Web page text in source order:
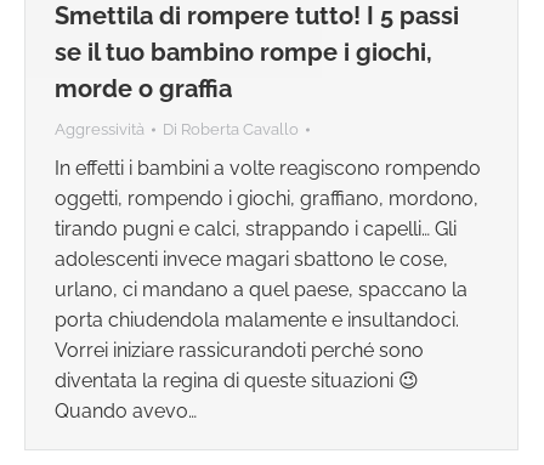
Smettila di rompere tutto! I 5 passi
se il tuo bambino rompe i giochi,
morde o graffia
Aggressività Di Roberta Cavallo
In effetti i bambini a volte reagiscono rompendo
oggetti, rompendo i giochi, graffiano, mordono,
tirando pugni e calci, strappando i capelli… Gli
adolescenti invece magari sbattono le cose,
urlano, ci mandano a quel paese, spaccano la
porta chiudendola malamente e insultandoci.
Vorrei iniziare rassicurandoti perché sono
diventata la regina di queste situazioni 😉
Quando avevo…